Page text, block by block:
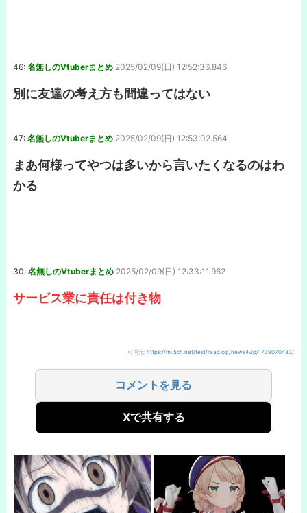
46: 名無しのVtuberまとめ 2025/02/09(日) 12:52:36.846
別に友達の考え方も間違ってはない
47: 名無しのVtuberまとめ 2025/02/09(日) 12:53:02.564
まあ何様ってやつは多いから言いたくなるのはわ
かる
30: 名無しのVtuberまとめ 2025/02/09(日) 12:33:11.962
サービス業に責任は付き物
引用元: https://mi.5ch.net/test/read.cgi/news4vip/1739070483/
コメントを見る
Xで共有する